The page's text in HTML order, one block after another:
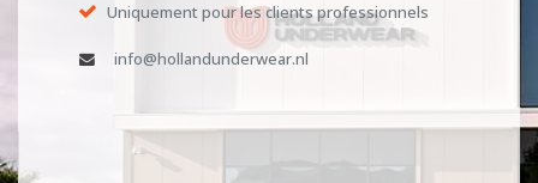
Uniquement pour les clients professionnels
info@hollandunderwear.nl